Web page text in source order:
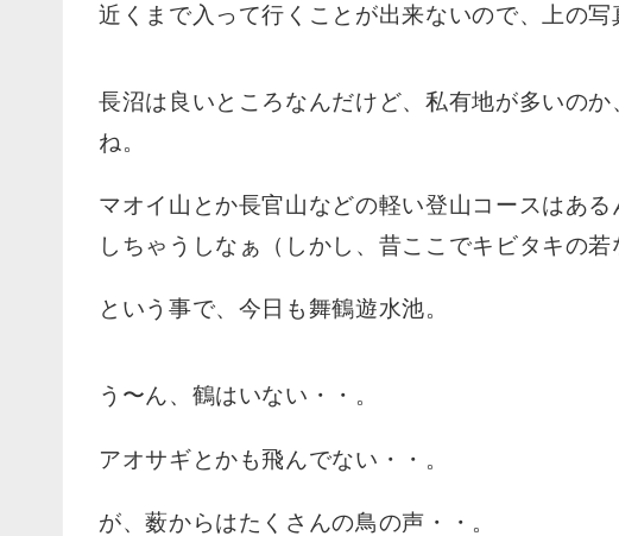
近くまで入って行くことが出来ないので、上の写
長沼は良いところなんだけど、私有地が多いの
ね。
マオイ山とか長官山などの軽い登山コースはあ
しちゃうしなぁ（しかし、昔ここでキビタキの若
という事で、今日も舞鶴遊水池。
う〜ん、鶴はいない・・。
アオサギとかも飛んでない・・。
が、薮からはたくさんの鳥の声・・。